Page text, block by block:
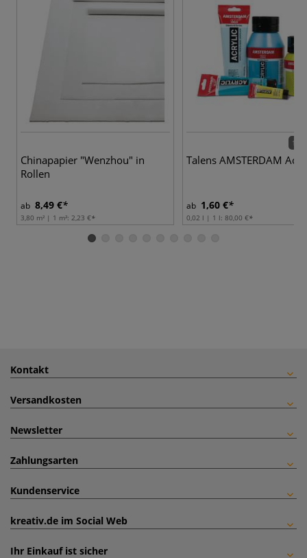
Chinapapier "Wenzhou" in
Rollen
ab 8,49 €
3,80 m² | 1 m²: 2,23 €
102
Talens AMSTERDAM
ab 1,60 €
0,02 l | 1 l: 80,00 €
Kontakt
Versandkosten
Newsletter
Zahlungsarten
Kundenservice
kreativ.de im Social Web
Ihr Einkauf ist sicher